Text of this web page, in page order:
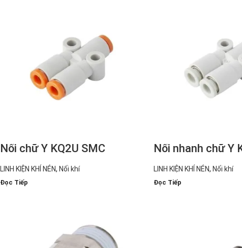
Nối chữ Y KQ2U SMC
LINH KIỆN KHÍ NÉN, Nối khí
Đọc Tiếp
Nối nhanh chữ Y
LINH KIỆN KHÍ NÉN, Nối khí
Đọc Tiếp